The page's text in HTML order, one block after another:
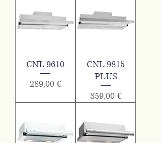
CNL 9610
Τιμή
289,00 €
CNL 9815
PLUS
Τιμή
359,00 €